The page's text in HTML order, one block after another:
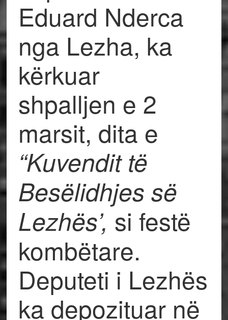
Eduard Nderca
nga Lezha, ka
kërkuar
shpalljen e 2
marsit, dita e
“Kuvendit të
Besëlidhjes së
Lezhës’, si festë
kombëtare.
Deputeti i Lezhës
ka depozituar në